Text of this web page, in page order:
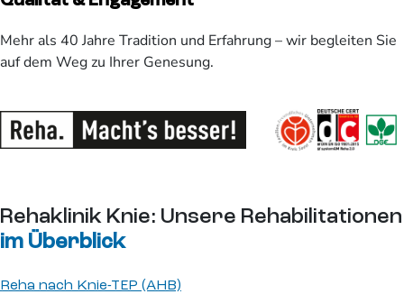
Mehr als 40 Jahre Tradition und Erfahrung – wir begleiten Sie
auf dem Weg zu Ihrer Genesung.
Rehaklinik Knie: Unsere Rehabilitationen
im Überblick
Reha nach Knie-TEP (AHB)